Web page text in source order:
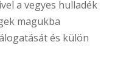
a vegyes hulladék
magukba
és külön